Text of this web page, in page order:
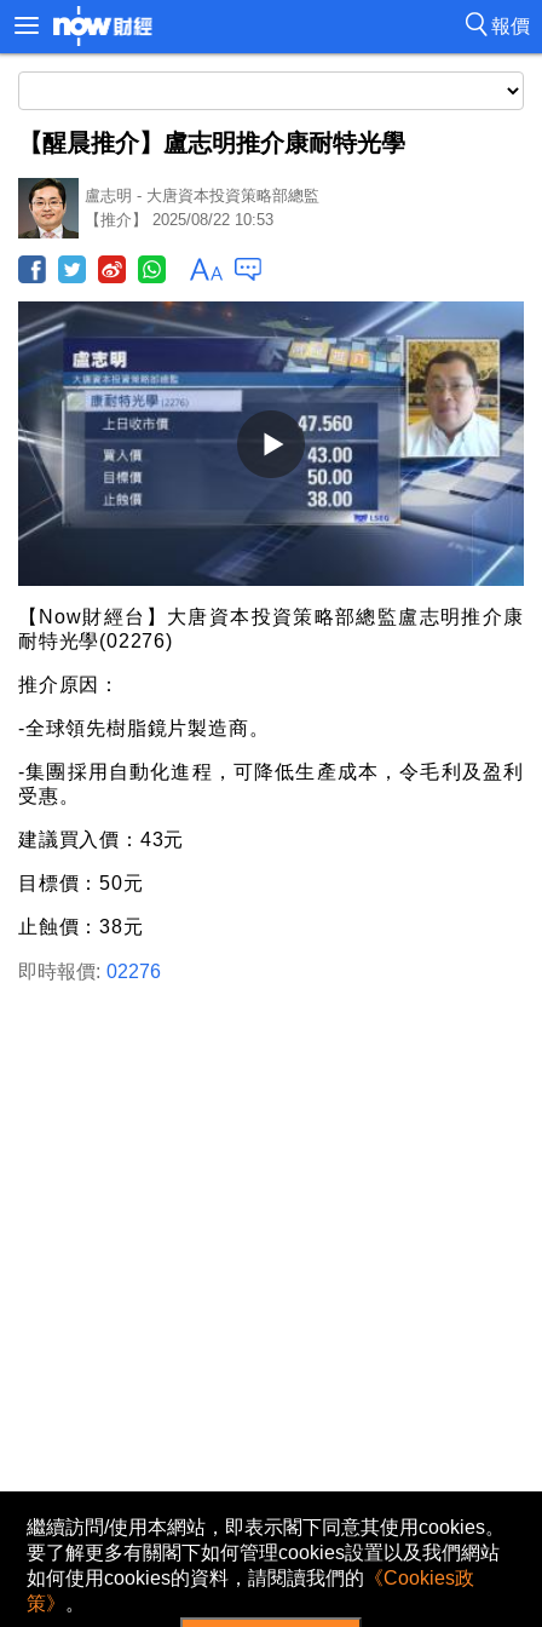
報價
【醒晨推介】盧志明推介康耐特光學
盧志明 - 大唐資本投資策略部總監
【推介】 2025/08/22 10:53
【Now財經台】大唐資本投資策略部總監盧志明推介康
耐特光學(02276)
推介原因：
-全球領先樹脂鏡片製造商。
-集團採用自動化進程，可降低生產成本，令毛利及盈利
受惠。
建議買入價：43元
目標價：50元
止蝕價：38元
即時報價: 02276
繼續訪問/使用本網站，即表示閣下同意其使用cookies。
要了解更多有關閣下如何管理cookies設置以及我們網站
如何使用cookies的資料，請閱讀我們的 《Cookies政
策》 。